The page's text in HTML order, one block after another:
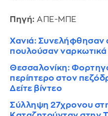
Πηγή: ΑΠΕ-ΜΠΕ
Χανιά: Συνελήφθησαν
πουλούσαν ναρκωτικά
Θεσσαλονίκη:
περίπτερο στον
Δείτε βίντεο
Σύλληψη 27χρονου